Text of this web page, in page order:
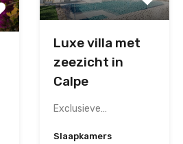
Luxe villa met
zeezicht in
Calpe
Exclusieve…
Slaapkamers